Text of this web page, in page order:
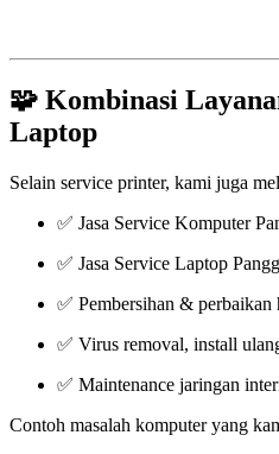
🧩 Kombinasi
Laptop
Selain service printer, kami juga
✅ Jasa Service Komputer
✅ Jasa Service Laptop
✅ Pembersihan & perbaikan
✅ Virus removal, install
✅ Maintenance jaringan
Contoh masalah komputer yang